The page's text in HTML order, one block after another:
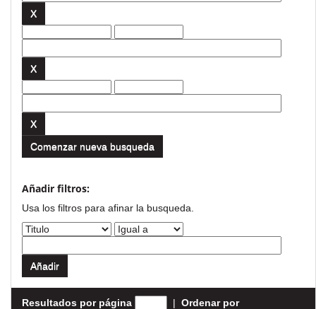
Comenzar nueva busqueda
Añadir filtros:
Usa los filtros para afinar la busqueda.
Resultados por página | Ordenar por